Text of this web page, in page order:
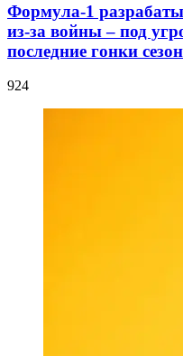
Формула-1
из-за войны – под
последние гонки
924